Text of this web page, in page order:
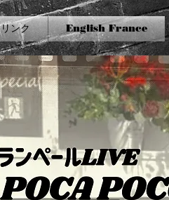
リンク English France